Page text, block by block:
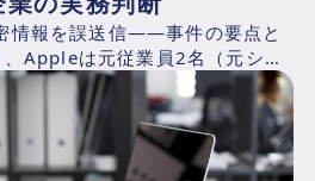
情報を誤送信——事件の要点と
Appleは元従業員2名（元シニ
のChang Liuおよ...